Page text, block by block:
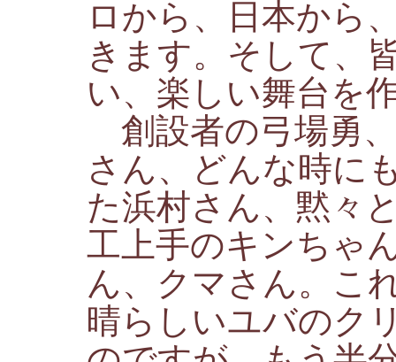
ロから、日本から
きます。そして、
い、楽しい舞台を
創設者の弓場勇
さん、どんな時に
た浜村さん、黙々
工上手のキンちゃ
ん、クマさん。こ
晴らしいユバのク